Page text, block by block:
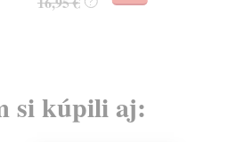
si kúpili aj: